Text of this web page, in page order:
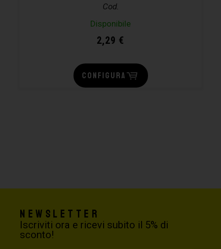
Cod.
Disponibile
2,29 €
CONFIGURA
Newsletter
Iscriviti ora e ricevi subito il 5% di
sconto!